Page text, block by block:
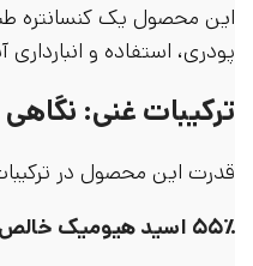
این محصول یک کنسانتره
پودری، استفاده و انبارداری
ترکیبات غنی:
قدرت این محصول در
۵۵٪ اسید هیومیک خالص